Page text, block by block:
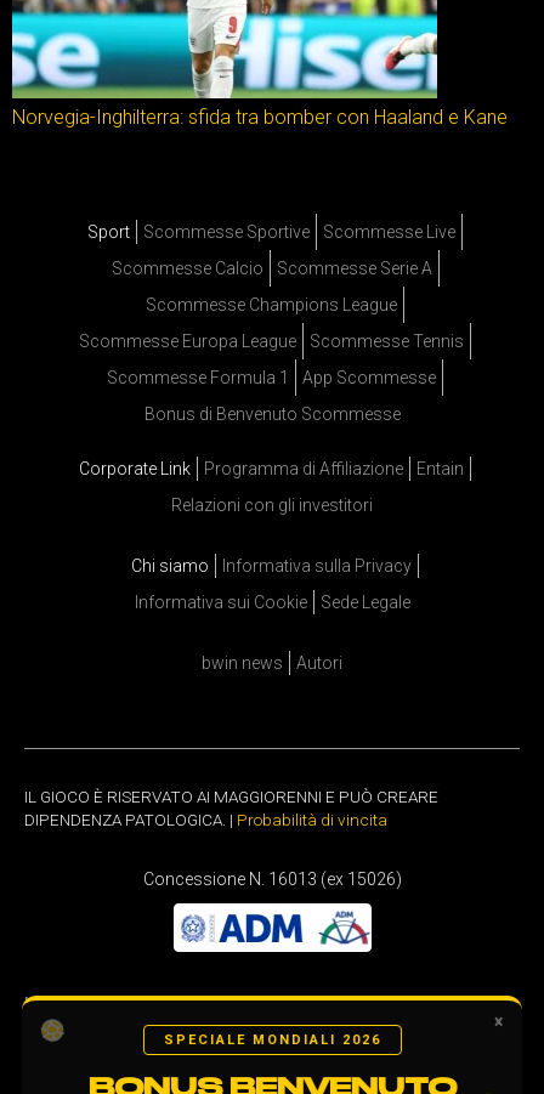
Norvegia-Inghilterra: sfida tra bomber con Haaland e Kane
Sport Scommesse Sportive
Scommesse Live
Scommesse Calcio
Scommesse Serie A
Scommesse Champions League
Scommesse Europa League
Scommesse Tennis
Scommesse Formula 1
App Scommesse
Bonus di Benvenuto Scommesse
Corporate Link Programma di Affiliazione
Entain
Relazioni con gli investitori
Chi siamo
Informativa sulla Privacy
Informativa sui Cookie
Sede Legale
bwin news Autori
IL GIOCO È RISERVATO AI MAGGIORENNI E PUÒ CREARE
DIPENDENZA PATOLOGICA. | Probabilità di vincita
Concessione N. 16013 (ex 15026)
bwinè una piattaforma di gaming online di bwin Italia S.R.L e opera sul
territorio italiano con laconcessione GAD 16013 (ex 15026)
. ADM - Agenzia
delle Dogane e dei Monopoli - regola il comparto del gioco pubblico in Italia: per
×
SPECIALE MONDIALI 2026
BONUS BENVENUTO